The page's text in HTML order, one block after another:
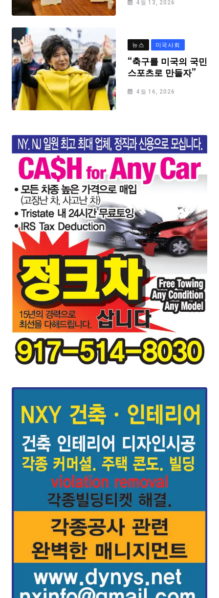
4월 13, 2026
뉴스 미국사회
“축구를 미국의 국민
스포츠로 만들자”
4월 16, 2026